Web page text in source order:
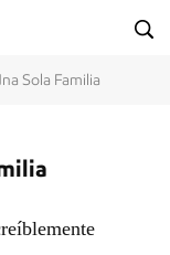
Sola Familia